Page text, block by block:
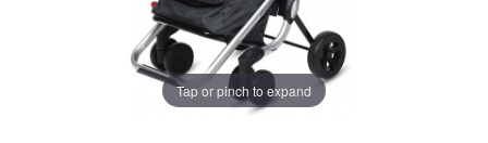
Tap or pinch to expand